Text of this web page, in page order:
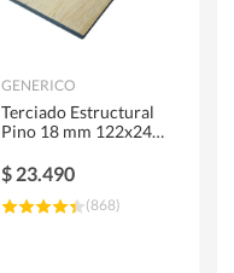
GENERICO
Terciado Estructural
Pino 18 mm 122x244
$ 23.490
(868)